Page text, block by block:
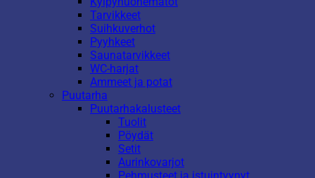
Tarvikkeet
Suihkuverhot
Pyyhkeet
Saunatarvikkeet
WC-harjat
Ammeet ja potat
Puutarha
Puutarhakalusteet
Tuolit
Pöydät
Setit
Aurinkovarjot